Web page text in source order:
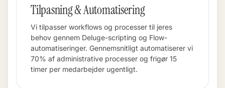
Tilpasning & Automatisering
Vi tilpasser workflows og processer til jeres
behov gennem Deluge-scripting og Flow-
automatiseringer. Gennemsnitligt automatiserer vi
70% af administrative processer og frigør 15
timer per medarbejder ugentligt.